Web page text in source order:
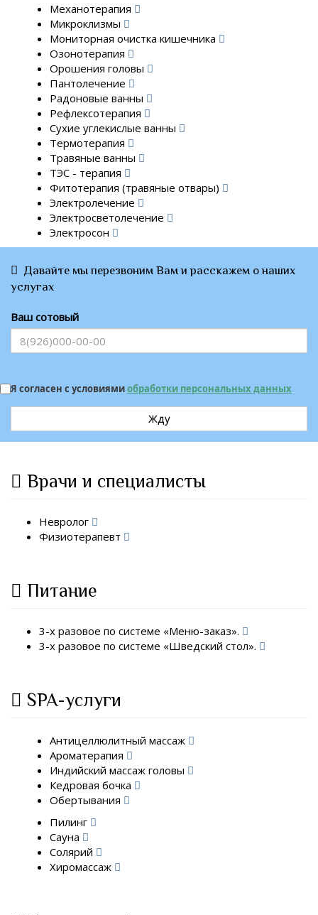
Механотерапия
Микроклизмы
Мониторная очистка кишечника
Озонотерапия
Орошения головы
Пантолечение
Радоновые ванны
Рефлексотерапия
Сухие углекислые ванны
Термотерапия
Травяные ванны
ТЭС - терапия
Фитотерапия (травяные отвары)
Электролечение
Электросветолечение
Электросон
Давайте мы перезвоним Вам и расскажем о наших
услугах
Ваш сотовый
Я согласен с условиямиобработки персональных данных
Жду
Врачи и специалисты
Невролог
Физиотерапевт
Питание
3-х разовое по системе «Меню-заказ».
3-х разовое по системе «Шведский стол».
SPA-услуги
Антицеллюлитный массаж
Ароматерапия
Индийский массаж головы
Кедровая бочка
Обертывания
Пилинг
Сауна
Солярий
Хиромассаж